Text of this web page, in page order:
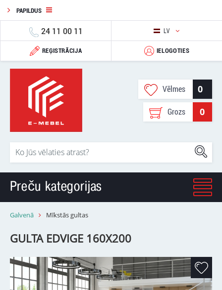
PAPILDUS
24 11 00 11 LV
REĢISTRĀCIJA IELOGOTIES
Vēlmes 0
Grozs 0
Preču kategorijas
Galvenā Mīkstās gultas
GULTA EDVIGE 160X200